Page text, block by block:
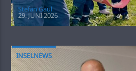
Stefan Gaul
29. JUNI 2026
INSELNEWS